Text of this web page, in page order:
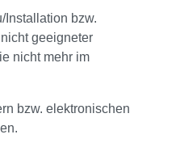
Installation bzw.
geeigneter
nicht mehr im
bzw. elektronischen